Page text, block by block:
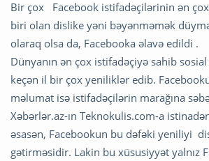
Bir çox Facebook istifadəçilərinin ən
biri olan dislike yəni bəyənməmək
olaraq olsa da, Facebooka əlavə edildi .
Dünyanın ən çox istifadəçiyə sahib
keçən il bir çox yeniliklər edib.
məlumat isə istifadəçilərin marağına
Xəbərlər.az-ın Teknokulis.com-a
əsasən, Facebookun bu dəfəki yeniliyi
gətirməsidir. Lakin bu xüsusiyyət yalnız